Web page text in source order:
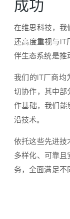
成功
在维思科技，我
还高度重视与IT
伴生态系统是推
我们的IT厂商均
切协作，其中
作基础，我们
沿技术。
依托这些先进
多样化、可靠
务，全面满足不